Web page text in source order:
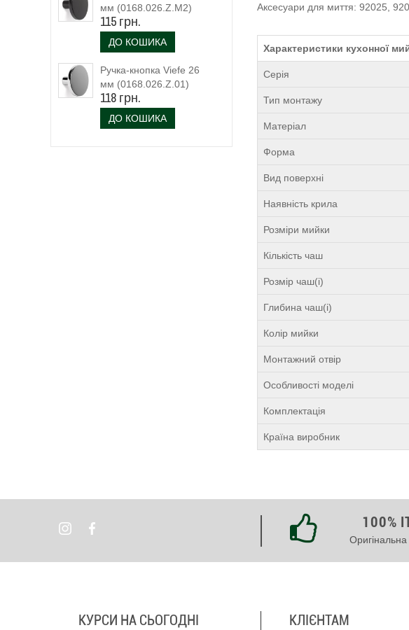
мм (0168.026.Z.M2)
чорний матовий
115 грн.
ДО КОШИКА
Ручка-кнопка Viefe 26
мм (0168.026.Z.01)
118 грн.
ДО КОШИКА
Аксесуари для миття: 92025,
Характеристики кухонної
Серія
Тип монтажу
Матеріал
Форма
Вид поверхні
Наявність крила
Розміри мийки
Кількість чаш
Розмір чаш(і)
Глибина чаш(і)
Колір мийки
Монтажний отвір
Особливості моделі
Комплектація
Країна виробник
100%
Оригінальна
КУРСИ НА СЬОГОДНІ КЛІЄНТАМ